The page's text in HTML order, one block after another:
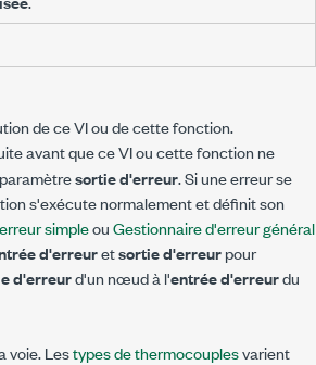
de ce VI ou de cette fonction.
avant que ce VI ou cette fonction ne
sortie d'erreur. Si une erreur se
s'exécute normalement et définit son
simpleouGestionnaire d'erreur général
d'erreuretsortie d'erreurpour
d'erreurd'un nœud à l'entrée d'erreurdu
voie. Lestypes de thermocouplesvarient